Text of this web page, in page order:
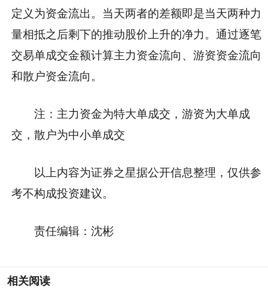
定义为资金流出。当天两者的差额即是当天两种力
量相抵之后剩下的推动股价上升的净力。通过逐笔
交易单成交金额计算主力资金流向、游资资金流向
和散户资金流向。
注：主力资金为特大单成交，游资为大单成
交，散户为中小单成交
以上内容为证券之星据公开信息整理，仅供参
考不构成投资建议。
责任编辑：沈彬
相关阅读